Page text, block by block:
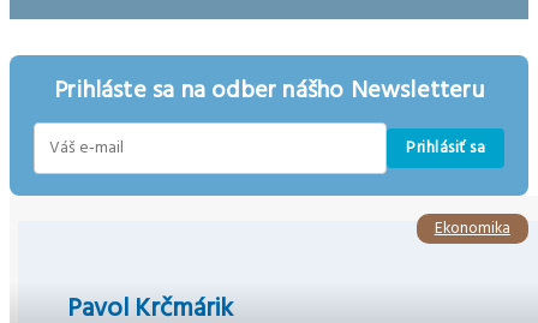
Prihláste sa na odber nášho Newsletteru
Prihlásiť sa
Pavol Krčmárik
Ekonomika